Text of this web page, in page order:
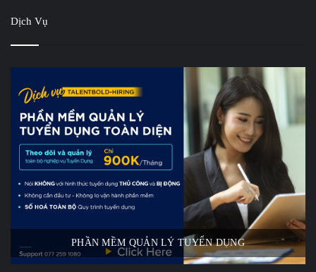
Dịch Vụ
PHẦN MỀM QUẢN LÝ TUYỂN DỤNG